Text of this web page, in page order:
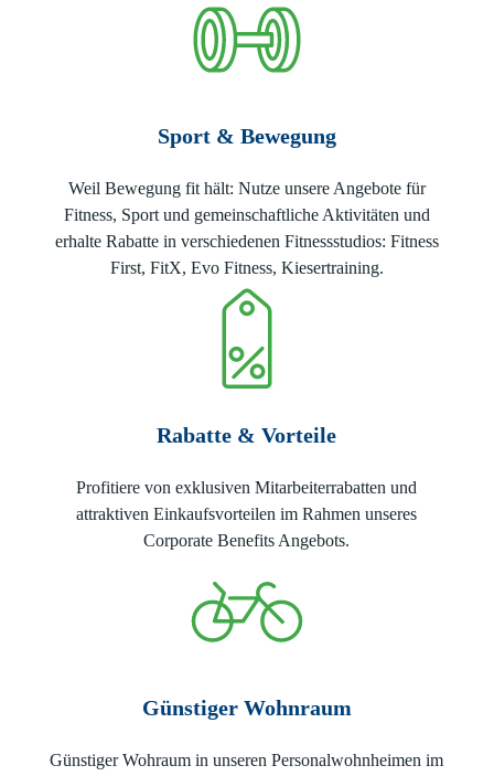
Sport & Bewegung
Weil Bewegung fit hält: Nutze unsere Angebote für
Fitness, Sport und gemeinschaftliche Aktivitäten und
erhalte Rabatte in verschiedenen Fitnessstudios: Fitness
First, FitX, Evo Fitness, Kiesertraining.
Rabatte & Vorteile
Profitiere von exklusiven Mitarbeiterrabatten und
attraktiven Einkaufsvorteilen im Rahmen unseres
Corporate Benefits Angebots.
Günstiger Wohnraum
Günstiger Wohraum in unseren Personalwohnheimen im